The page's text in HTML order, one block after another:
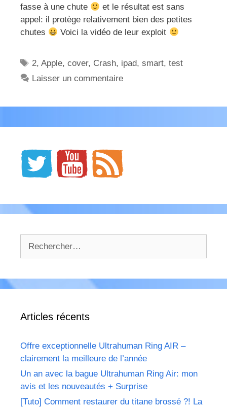
fasse à une chute
et le résultat est sans
appel: il protège relativement bien des petites
chutes
Voici la vidéo de leur exploit
Étiquettes
2,Apple,cover, Crash, ipad,smart,test
Laisser un commentaire
Articles récents
Offre exceptionnelle Ultrahuman Ring AIR –
clairement la meilleure de l’année
Un an avec la bague Ultrahuman Ring Air: mon
avis et les nouveautés + Surprise
[Tuto] Comment restaurer du titane brossé ?! La